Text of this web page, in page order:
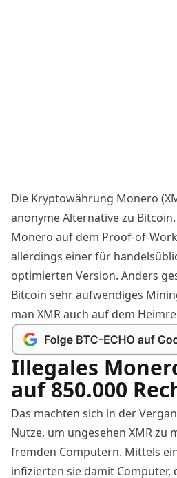
Die Kryptowährung Monero
anonyme Alternative zu
Monero auf dem Proof-of-
allerdings einer für
optimierten Version. Anders
Bitcoin sehr aufwendiges
man XMR auch auf dem
Illegales
auf 850.000
Das machten sich in der
Nutze, um ungesehen XMR zu
fremden Computern. Mittels
infizierten sie damit Computer,